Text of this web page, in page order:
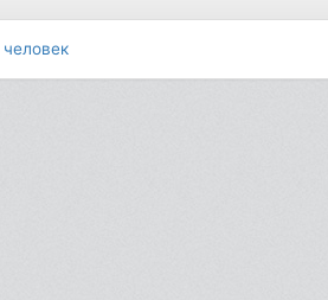
человек